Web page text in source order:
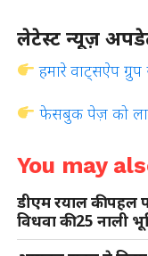
लेटेस्ट न्यूज़
हमारे वाट्सऐप
फेसबुक पेज़ को
You may
डीएम रयाल की पहल
विधवा की 25 नाली